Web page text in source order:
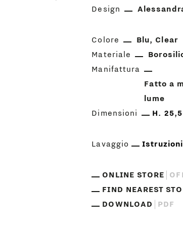
Design
Colore Blu
Clear
Materiale
Manifattura
Fatto a
lume
Dimensioni
H.
Lavaggio
ONLINE STORE
FIND NEAREST
DOWNLOAD
PDF